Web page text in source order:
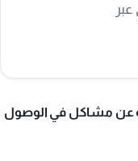
عن مشاكل في الوصول